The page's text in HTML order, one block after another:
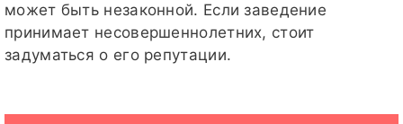
может быть незаконной. Если заведение
принимает несовершеннолетних, стоит
задуматься о его репутации.